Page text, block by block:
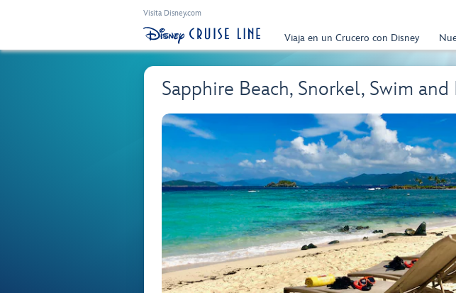
Visita Disney.com
Viaja en un Crucero con Disney
Sapphire Beach, Snorkel, Swim